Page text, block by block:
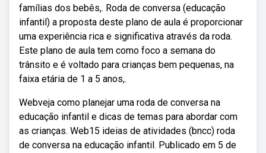
famílias dos bebês,. Roda de conversa (educação
infantil) a proposta deste plano de aula é proporcionar
uma experiência rica e significativa através da roda.
Este plano de aula tem como foco a semana do
trânsito e é voltado para crianças bem pequenas, na
faixa etária de 1 a 5 anos,.
Webveja como planejar uma roda de conversa na
educação infantil e dicas de temas para abordar com
as crianças. Web15 ideias de atividades (bncc) roda
de conversa na educação infantil. Publicado em 5 de